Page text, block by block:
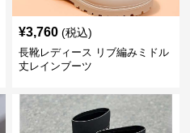
¥3,760 (税込)
長靴レディース リブ編みミドル
丈レインブーツ